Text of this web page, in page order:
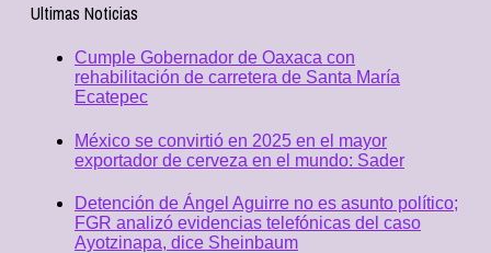
Ultimas Noticias
Cumple Gobernador de Oaxaca con
rehabilitación de carretera de Santa María
Ecatepec
México se convirtió en 2025 en el mayor
exportador de cerveza en el mundo: Sader
Detención de Ángel Aguirre no es asunto político;
FGR analizó evidencias telefónicas del caso
Ayotzinapa, dice Sheinbaum